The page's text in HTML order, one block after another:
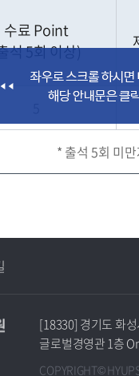
수료 Point
석 5회 이상)
* 출석 5회 미
[18330] 경기도 화
글로벌경영관 1층
COPYRIGHT©